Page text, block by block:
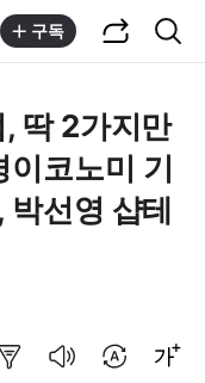
구독
딱 2가지만
코노미 기
박선영 샵테